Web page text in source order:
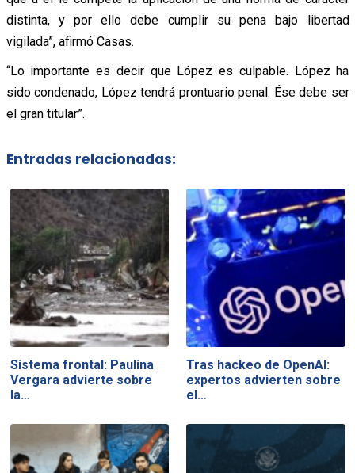
distinta, y por ello debe cumplir su pena bajo libertad
vigilada”, afirmó Casas.
“Lo importante es decir que López es culpable. López ha
sido condenado, López tendrá prontuario penal. Ése debe ser
el gran titular”.
Entradas relacionadas:
Sistema frontal: Paulina
Vergara advierte sobre
la…
Tras hackeo de OpenAI:
expertos advierten sobre
el…